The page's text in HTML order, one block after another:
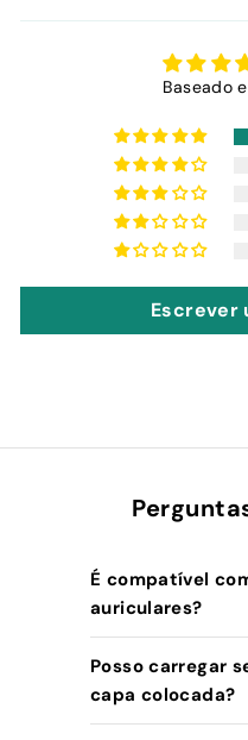
Baseado
Escrever
É compatível
auriculares?
Posso carregar
capa colocada?